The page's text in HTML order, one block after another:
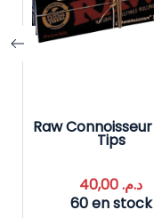
Connoisseur 1/4 +
د.م.40,00
60 en stock